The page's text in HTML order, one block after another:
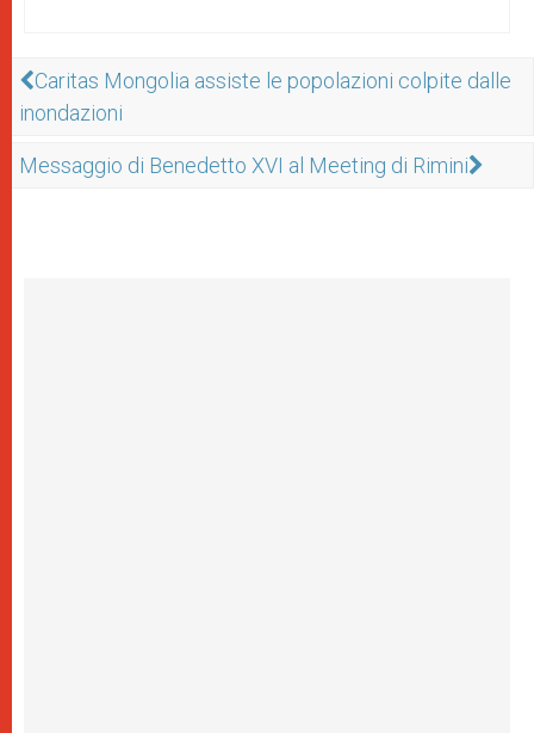
Caritas Mongolia assiste le popolazioni colpite dalle
inondazioni
Messaggio di Benedetto XVI al Meeting di Rimini